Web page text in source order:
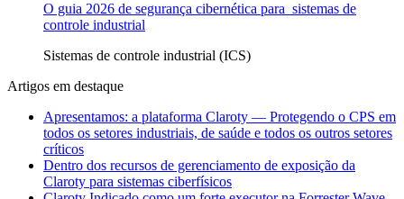
O guia 2026 de segurança cibernética para sistemas de
controle industrial
Sistemas de controle industrial (ICS)
Artigos em destaque
Apresentamos: a plataforma Claroty — Protegendo o CPS em
todos os setores industriais, de saúde e todos os outros setores
críticos
Dentro dos recursos de gerenciamento de exposição da
Claroty para sistemas ciberfísicos